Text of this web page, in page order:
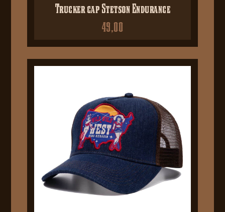
Trucker cap Stetson Endurance
49,00